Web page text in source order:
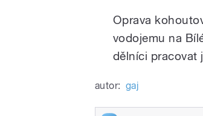
Oprava
vodojemu na
dělníci pracovat
autor: gaj